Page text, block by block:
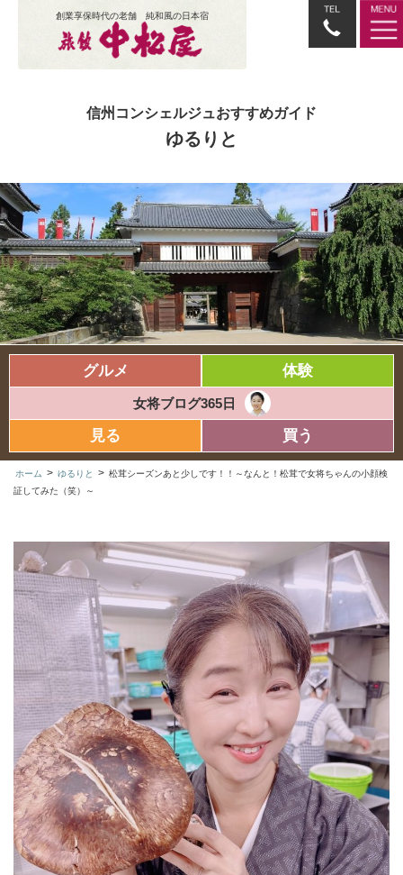
創業享保時代の老舗 純和風の日本宿
信州コンシェルジュおすすめガイド
ゆるりと
グルメ 体験
女将ブログ365日
見る 買う
ホーム > ゆるりと > 松茸シーズンあと少しです！！～なんと！松茸で女将ちゃんの小顔検
証してみた（笑）～